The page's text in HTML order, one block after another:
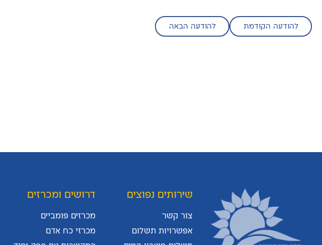
להודעה הקודמת להודעה הבאה
שירותים נפוצים
צור קשר
אפשרויות תשלום
דרושים ומכרזים
מכרזים פומביים
מכרזי כח אדם